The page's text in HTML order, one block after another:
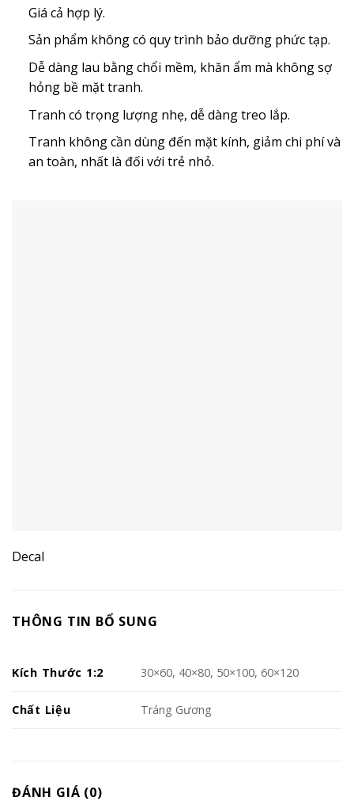
Giá cả hợp lý.
Sản phẩm không có quy trình bảo dưỡng phức tạp.
Dễ dàng lau bằng chổi mềm, khăn ẩm mà không sợ
hỏng bề mặt tranh.
Tranh có trọng lượng nhẹ, dễ dàng treo lắp.
Tranh không cần dùng đến mặt kính, giảm chi phí và
an toàn, nhất là đối với trẻ nhỏ.
Decal
THÔNG TIN BỔ SUNG
Kích Thước 1:2 30×60, 40×80, 50×100, 60×120
Chất Liệu Tráng Gương
ĐÁNH GIÁ (0)